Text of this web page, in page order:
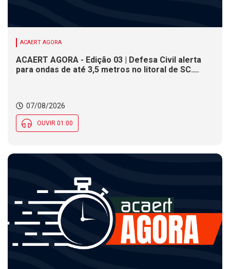
ACAERT AGORA
ACAERT AGORA - Edição 03 | Defesa Civil alerta
para ondas de até 3,5 metros no litoral de SC.
07/08/2026
OUVIR 01:00